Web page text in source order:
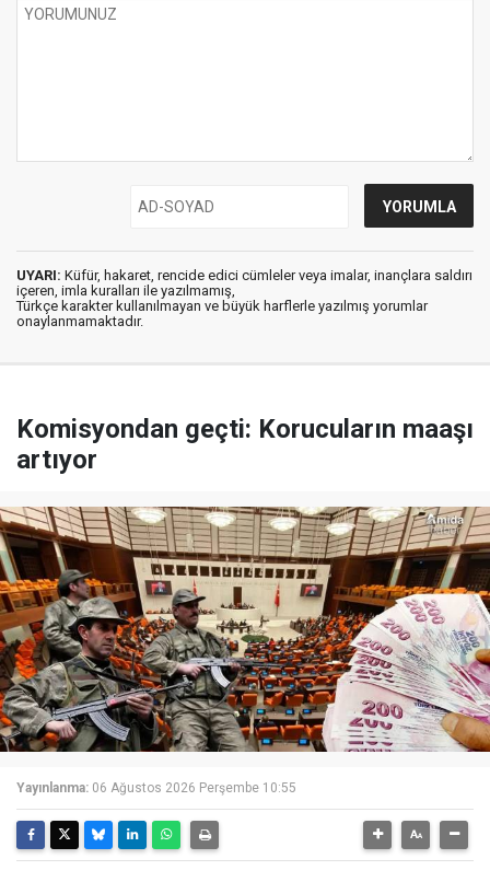
UYARI: Küfür, hakaret, rencide edici cümleler veya imalar, inançlara saldırı
içeren, imla kuralları ile yazılmamış,
Türkçe karakter kullanılmayan ve büyük harflerle yazılmış yorumlar
onaylanmamaktadır.
Komisyondan geçti: Korucuların maaşı
artıyor
Yayınlanma: 06 Ağustos 2026 Perşembe 10:55